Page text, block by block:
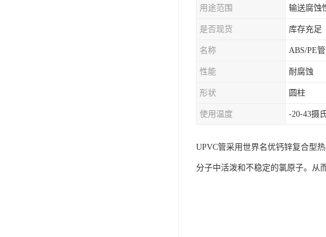
用途范围 输送腐蚀
是否现货 库存充足
名称 ABS/PE
性能 耐腐蚀
形状 圆柱
使用温度 -20-43摄
UPVC管采用世界名优钙锌复合型
分子中活泼和不稳定的氯原子。从